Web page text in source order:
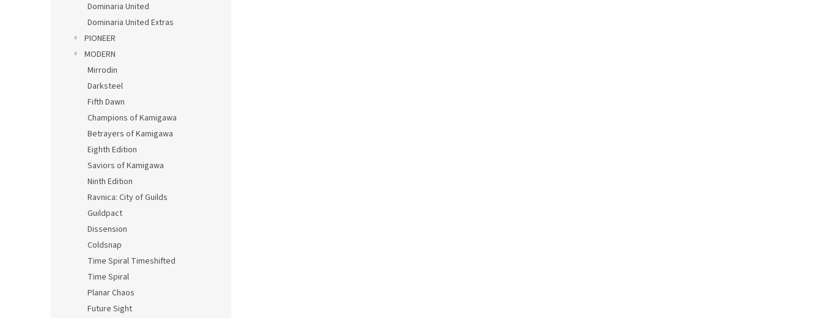
Dominaria United
Dominaria United Extras
PIONEER
MODERN
Mirrodin
Darksteel
Fifth Dawn
Champions of Kamigawa
Betrayers of Kamigawa
Eighth Edition
Saviors of Kamigawa
Ninth Edition
Ravnica: City of Guilds
Guildpact
Dissension
Coldsnap
Time Spiral Timeshifted
Time Spiral
Planar Chaos
Future Sight